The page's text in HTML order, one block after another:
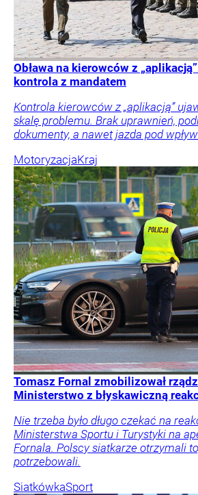
Obława na kierowców z
kontrola z mandatem
Kontrola kierowców z „aplikacją”
skalę problemu. Brak uprawnień,
dokumenty, a nawet jazda pod
MotoryzacjaKraj
Tomasz Fornal zmobilizował
Ministerstwo z błyskawiczną
Nie trzeba było długo czekać na
Ministerstwa Sportu i Turystyki na
Fornala. Polscy siatkarze otrzymali
potrzebowali.
SiatkówkaSport